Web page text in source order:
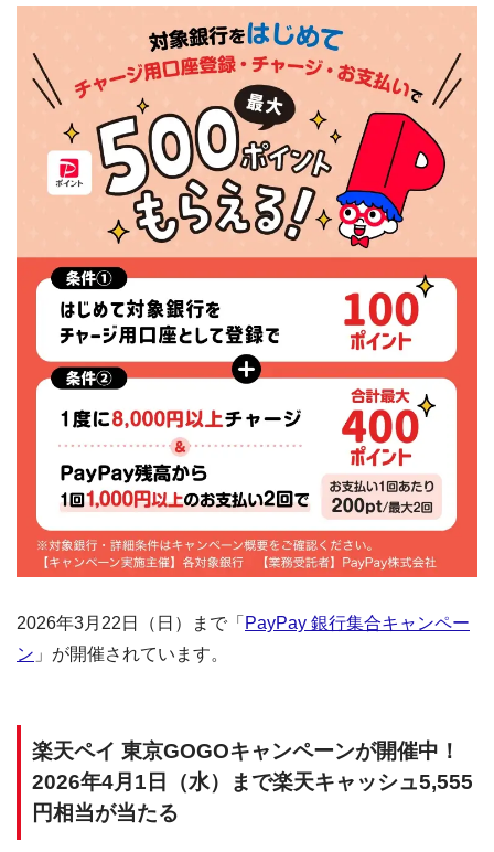
2026年3月22日（日）まで「 PayPay 銀行集合キャンペー
ン 」が開催されています。
楽天ペイ 東京GOGOキャンペーンが開催中！
2026年4月1日（水）まで楽天キャッシュ5,555
円相当が当たる